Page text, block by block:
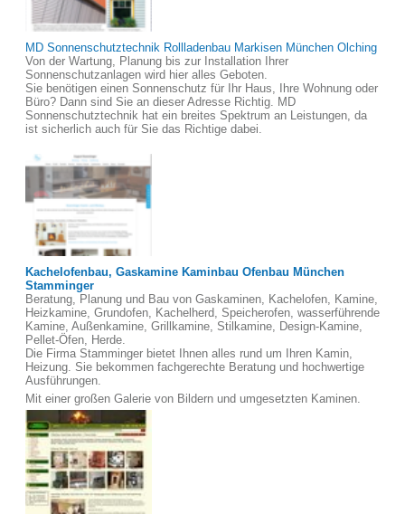
MD Sonnenschutztechnik Rollladenbau Markisen München Olching
Von der Wartung, Planung bis zur Installation Ihrer
Sonnenschutzanlagen wird hier alles Geboten.
Sie benötigen einen Sonnenschutz für Ihr Haus, Ihre Wohnung oder
Büro? Dann sind Sie an dieser Adresse Richtig. MD
Sonnenschutztechnik hat ein breites Spektrum an Leistungen, da
ist sicherlich auch für Sie das Richtige dabei.
Kachelofenbau, Gaskamine Kaminbau Ofenbau München
Stamminger
Beratung, Planung und Bau von Gaskaminen, Kachelofen, Kamine,
Heizkamine, Grundofen, Kachelherd, Speicherofen, wasserführende
Kamine, Außenkamine, Grillkamine, Stilkamine, Design-Kamine,
Pellet-Öfen, Herde.
Die Firma Stamminger bietet Ihnen alles rund um Ihren Kamin,
Heizung. Sie bekommen fachgerechte Beratung und hochwertige
Ausführungen.
Mit einer großen Galerie von Bildern und umgesetzten Kaminen.